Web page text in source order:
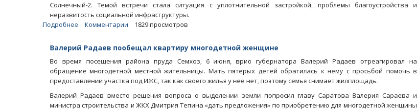
Солнечный-2. Темой встречи стала ситуация с уплотнительной застройкой, проблемы благоустройства и
неразвитость социальной инфраструктуры.
Подробнее
Радаев
встрече
с
жителями
в
Солнечном-2
Комментарии 1829 просмотров
Валерий Радаев пообещал квартиру многодетной женщине
Во время посещения района пруда Семхоз, 6 июня, врио губернатора Валерий Радаев отреагировал на
обращение многодетной местной жительницы. Мать пятерых детей обратилась к нему с просьбой помочь в
предоставлении участка под ИЖС, так как своего жилья у нее нет, поэтому семья снимает жилплощадь.
Валерий Радаев вместо решения вопроса о выделении земли попросил главу Саратова Валерия Сараева и
министра строительства и ЖКХ Дмитрия Тепина «дать предложения» по приобретению для многодетной женщины